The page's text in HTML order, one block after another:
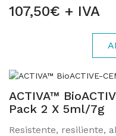
107,50€ + IVA
ACTIVA™
Pack 2 X 5ml/7g
Resistente, resiliente,